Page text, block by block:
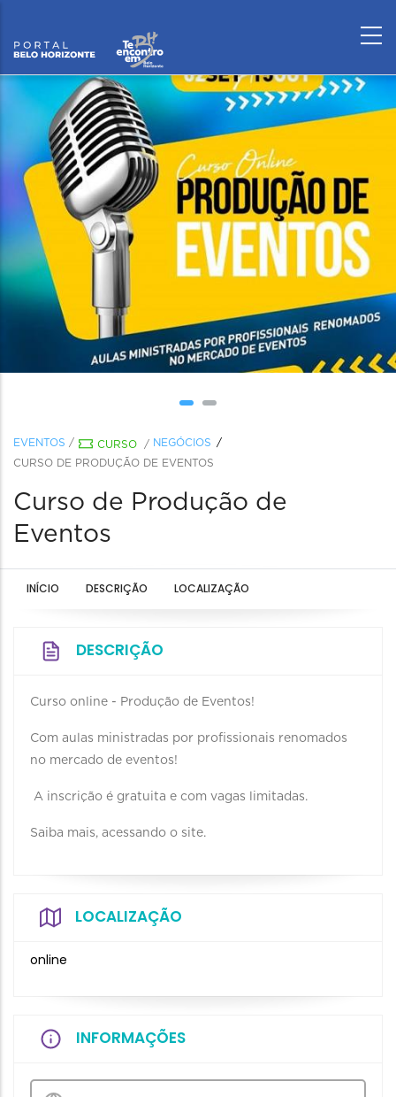
EVENTOS / CURSO / NEGÓCIOS
CURSO DE PRODUÇÃO DE EVENTOS
Curso de Produção de
Eventos
INÍCIO DESCRIÇÃO LOCALIZAÇÃO
DESCRIÇÃO
Curso online - Produção de Eventos!
Com aulas ministradas por profissionais renomados
no mercado de eventos!
A inscrição é gratuita e com vagas limitadas.
Saiba mais, acessando o site.
LOCALIZAÇÃO
online
INFORMAÇÕES